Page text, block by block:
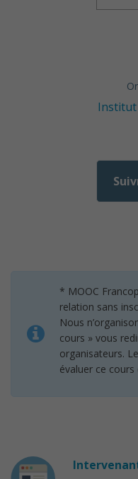
Institut
* MOOC
relation sans
Nous
cours » vous
organisateurs.
évaluer ce cours